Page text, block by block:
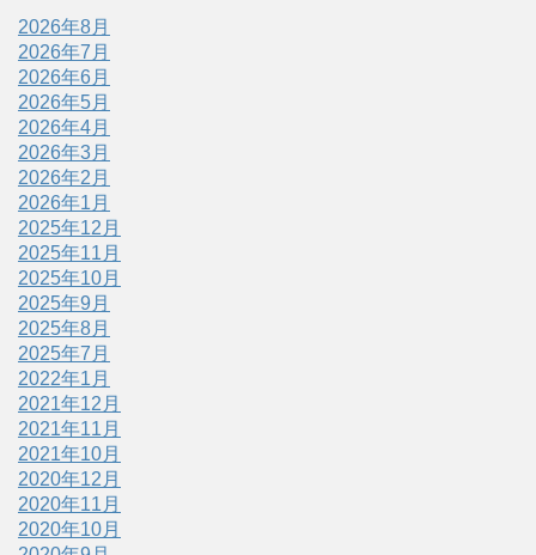
2026年8月
2026年7月
2026年6月
2026年5月
2026年4月
2026年3月
2026年2月
2026年1月
2025年12月
2025年11月
2025年10月
2025年9月
2025年8月
2025年7月
2022年1月
2021年12月
2021年11月
2021年10月
2020年12月
2020年11月
2020年10月